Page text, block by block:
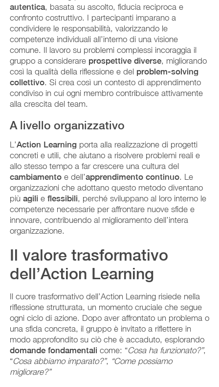
autentica, basata su ascolto, fiducia reciproca e
confronto costruttivo. I partecipanti imparano a
condividere le responsabilità, valorizzando le
competenze individuali all’interno di una visione
comune. Il lavoro su problemi complessi incoraggia il
gruppo a considerare prospettive diverse, migliorando
così la qualità della riflessione e del problem-solving
collettivo. Si crea così un contesto di apprendimento
condiviso in cui ogni membro contribuisce attivamente
alla crescita del team.
A livello organizzativo
L’Action Learning porta alla realizzazione di progetti
concreti e utili, che aiutano a risolvere problemi reali e
allo stesso tempo a far crescere una cultura del
cambiamento e dell’apprendimento continuo. Le
organizzazioni che adottano questo metodo diventano
più agili e flessibili, perché sviluppano al loro interno le
competenze necessarie per affrontare nuove sfide e
innovare, contribuendo al miglioramento dell’intera
organizzazione.
Il valore trasformativo
dell’Action Learning
Il cuore trasformativo dell’Action Learning risiede nella
riflessione strutturata, un momento cruciale che segue
ogni ciclo di azione. Dopo aver affrontato un problema o
una sfida concreta, il gruppo è invitato a riflettere in
modo approfondito su ciò che è accaduto, esplorando
domande fondamentali come: “Cosa ha funzionato?”,
“Cosa abbiamo imparato?”, “Come possiamo
migliorare?”